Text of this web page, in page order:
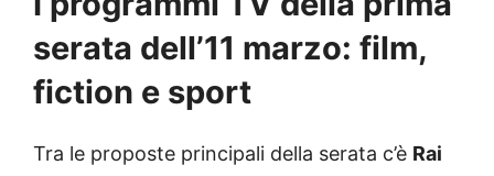
serata dell’11 marzo: film,
fiction e sport
Tra le proposte principali della serata c’è Rai